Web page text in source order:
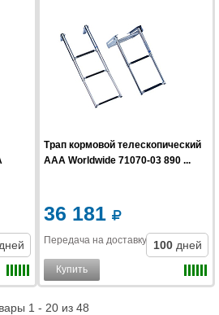
дней
Трап кормовой телескопический
AAA Worldwide 71070-03 890 ...
36 181
Передача на доставку 100 дней
Купить
1 - 20 из 48